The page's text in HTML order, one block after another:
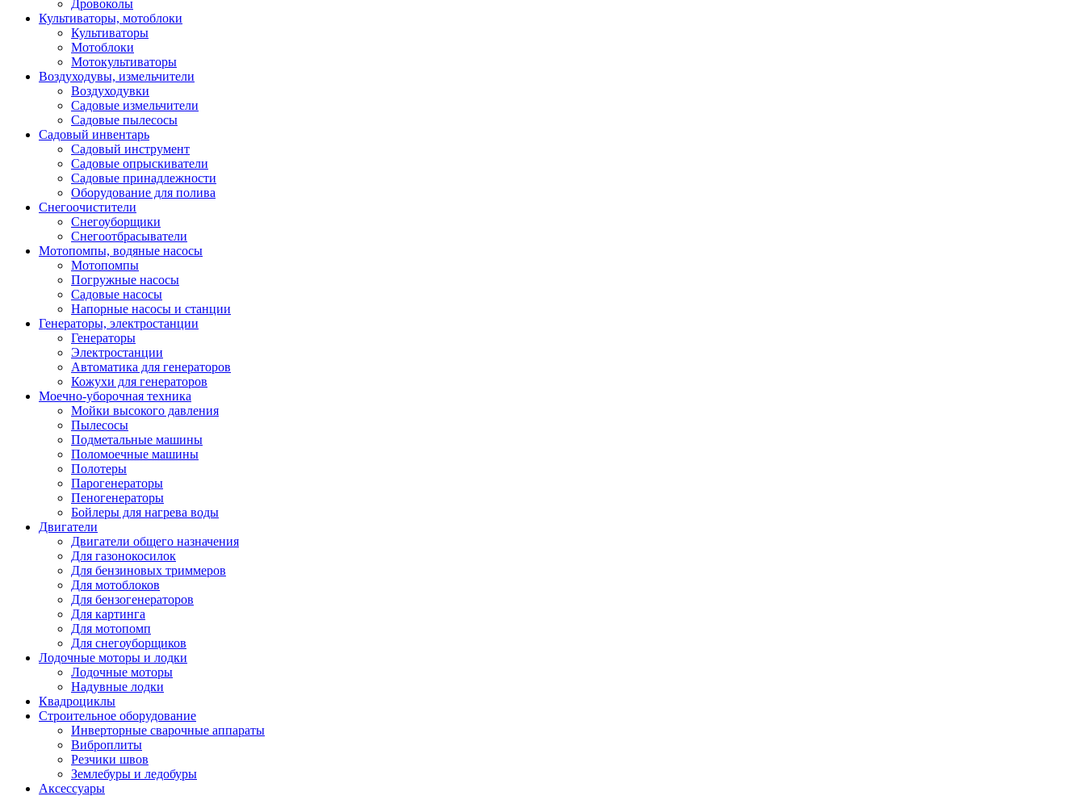
Дровоколы
Культиваторы, мотоблоки
Культиваторы
Мотоблоки
Мотокультиваторы
Воздуходувы, измельчители
Воздуходувки
Садовые измельчители
Садовые пылесосы
Садовый инвентарь
Садовый инструмент
Садовые опрыскиватели
Садовые принадлежности
Оборудование для полива
Снегоочистители
Снегоуборщики
Снегоотбрасыватели
Мотопомпы, водяные насосы
Мотопомпы
Погружные насосы
Садовые насосы
Напорные насосы и станции
Генераторы, электростанции
Генераторы
Электростанции
Автоматика для генераторов
Кожухи для генераторов
Моечно-уборочная техника
Мойки высокого давления
Пылесосы
Подметальные машины
Поломоечные машины
Полотеры
Парогенераторы
Пеногенераторы
Бойлеры для нагрева воды
Двигатели
Двигатели общего назначения
Для газонокосилок
Для бензиновых триммеров
Для мотоблоков
Для бензогенераторов
Для картинга
Для мотопомп
Для снегоуборщиков
Лодочные моторы и лодки
Лодочные моторы
Надувные лодки
Квадроциклы
Строительное оборудование
Инверторные сварочные аппараты
Виброплиты
Резчики швов
Землебуры и ледобуры
Аксессуары